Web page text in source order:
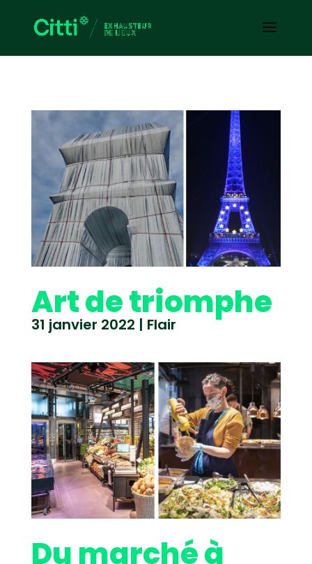
Art de triomphe
31 janvier 2022 | Flair
Du marché à